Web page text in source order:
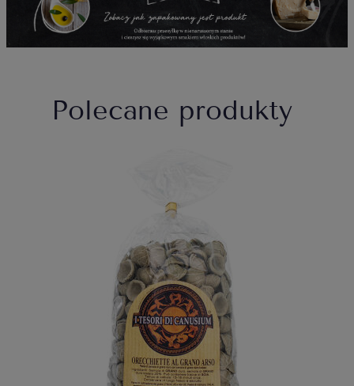
Polecane produkty